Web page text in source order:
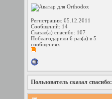
Регистрация: 05.12.2011
Сообщений: 14
Сказал(а) спасибо: 107
Поблагодарили 6 раз(а) в 5
сообщениях
Пользователь сказал cпасибо: